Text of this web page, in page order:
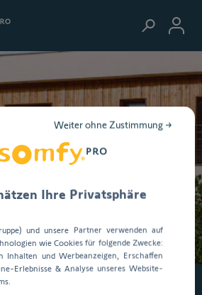
Ihre Privatsphäre
und unsere Partner verwenden auf
wie Cookies für folgende Zwecke:
Inhalten und Werbeanzeigen, Erschaffen
Erlebnisse & Analyse unseres Website-
Weiter ohne Zustimmung →